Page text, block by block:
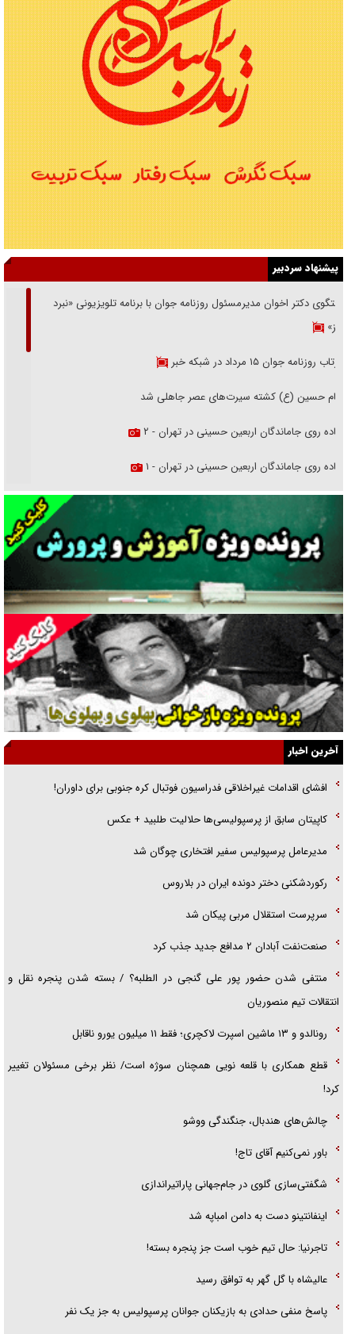
پیشنهاد سردبیر
گفتگوی دکتر اخوان مدیرمسئول روزنامه جوان با برنامه تلویزیونی «نبرد
هرمز»
بازتاب روزنامه جوان ۱۵ مرداد در شبکه خبر
امام حسین (ع) کشته سیرت‌های عصر جاهلی شد
پیاده روی جاماندگان اربعین حسینی در تهران - ۲
پیاده روی جاماندگان اربعین حسینی در تهران - ۱
فریاد‌ها و ناله‌های دوستان مبارزدلم را آتش می‌زد
تغییر رویه دشمن در ترور از شیخ فضل‌الله تا مصباح یزدی
خرید قسطی اولش خنده و آخرش گریه است!
فوتبال و آن «بالا»!
راهبرد غافلگیری با نسل جدید پهپاد‌ها
جنجال پزشکان تقلبی در صنعت زیبایی
یهودی‌ها در ادبیات داستانی اروپا؛ از شکسپیر تا دیکنز
گفت‌وگو با خواهر یکی از شهدای جنگ رمضان/ خواهرم فرمانده جهادی و
اهل خدمت بی‌منت بود
آخرین اخبار
افشای اقدامات غیراخلاقی فدراسیون فوتبال کره جنوبی برای داوران!
کاپیتان سابق از پرسپولیسی‌ها حلالیت طلبید + عکس
مدیرعامل پرسپولیس سفیر افتخاری چوگان شد
رکوردشکنی دختر دونده ایران در بلاروس
سرپرست استقلال مربی پیکان شد
صنعت‌نفت آبادان ۲ مدافع جدید جذب کرد
منتفی شدن حضور پور علی گنجی در الطلبه؟ / بسته شدن پنجره نقل و
انتقالات تیم منصوریان
رونالدو و ۱۳ ماشین اسپرت لاکچری؛ فقط ۱۱ میلیون یورو ناقابل
قطع همکاری با قلعه نویی همچنان سوژه است/ نظر برخی مسئولان تغییر
کرد!
چالش‌های هندبال، جنگندگی ووشو
باور نمی‌کنیم آقای تاج!
شگفتی‌سازی گلوی در جام‌جهانی پاراتیراندازی
اینفانتینو دست به دامن امباپه شد
تاجرنیا: حال تیم خوب است جز پنجره بسته!
عالیشاه با گل گهر به توافق رسید
پاسخ منفی حدادی به بازیکنان جوانان پرسپولیس به جز یک نفر